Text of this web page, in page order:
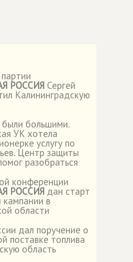
РОССИЯ Сергей
Калининградскую
были большими.
УК хотела
услугу по
Центр защиты
разобраться
конференции
РОССИЯ дан старт
кампании в
области
дал поручение о
поставке топлива
область